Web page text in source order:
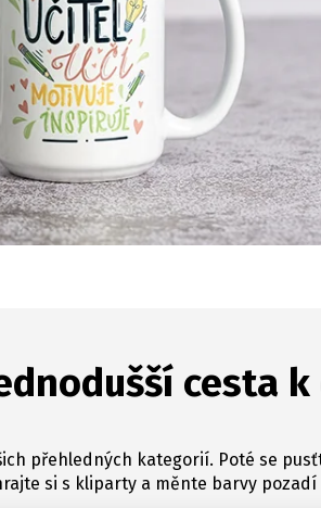
cesta
přehledných kategorií. Poté se
si s kliparty a měnte barvy